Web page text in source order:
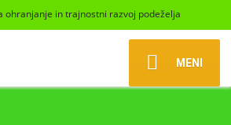
ohranjanje in trajnostni razvoj podeželja
MENI